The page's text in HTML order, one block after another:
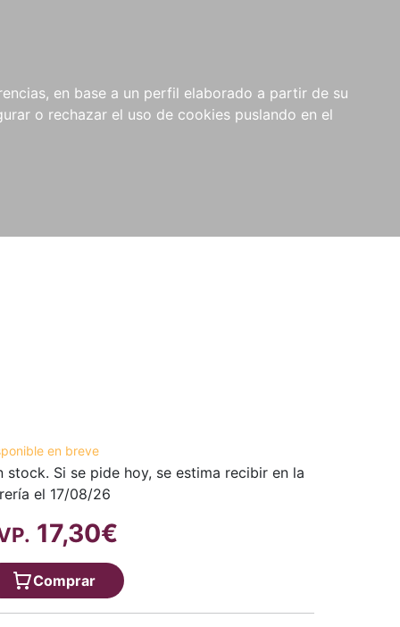
en base a un perfil elaborado a partir de su
o rechazar el uso de cookies puslando en el
NOVEDADES NOTICIAS
COMPRAS
INSTITUCIONALES
en breve
stock. Si se pide hoy, se estima recibir en la
el 17/08/26
17,30€
Comprar